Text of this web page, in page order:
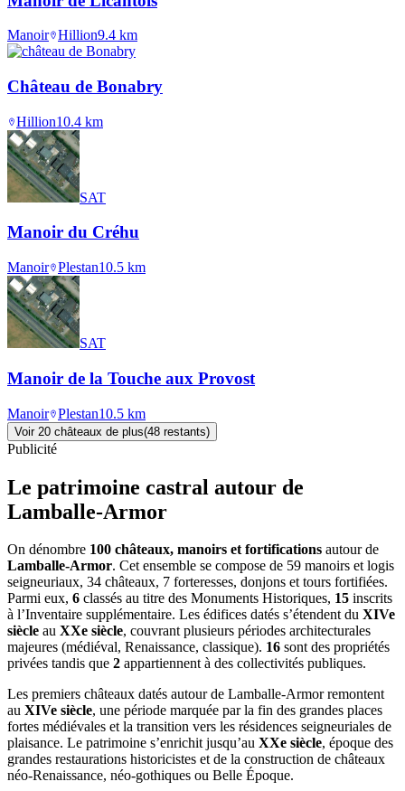
Manoir Hillion9.4 km
Château de Bonabry
Hillion10.4 km
SAT
Manoir du Créhu
Manoir Plestan10.5 km
SAT
Manoir de la Touche aux Provost
Manoir Plestan10.5 km
Voir 20 châteaux de plus(48 restants)
Publicité
Le patrimoine castral autour de
Lamballe-Armor
On dénombre 100 châteaux, manoirs et fortifications autour de
Lamballe-Armor. Cet ensemble se compose de 59 manoirs et logis
seigneuriaux, 34 châteaux, 7 forteresses, donjons et tours fortifiées.
Parmi eux, 6 classés au titre des Monuments Historiques, 15 inscrits
à l’Inventaire supplémentaire. Les édifices datés s’étendent du XIVe
siècle au XXe siècle, couvrant plusieurs périodes architecturales
majeures (médiéval, Renaissance, classique). 16 sont des propriétés
privées tandis que 2 appartiennent à des collectivités publiques.
Les premiers châteaux datés autour de Lamballe-Armor remontent
au XIVe siècle, une période marquée par la fin des grandes places
fortes médiévales et la transition vers les résidences seigneuriales de
plaisance. Le patrimoine s’enrichit jusqu’au XXe siècle, époque des
grandes restaurations historicistes et de la construction de châteaux
néo-Renaissance, néo-gothiques ou Belle Époque.